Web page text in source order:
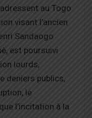
au Togo
visant l’ancien
Sandaogo
est poursuivi
lourds,
deniers publics,
le
l’incitation à la